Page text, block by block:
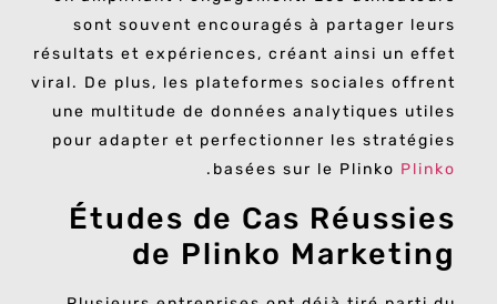
sont souvent encouragés à partager leurs
résultats et expériences, créant ainsi un effet
viral. De plus, les plateformes sociales offrent
une multitude de données analytiques utiles
pour adapter et perfectionner les stratégies
basées sur le Plinko Plinko
.
Études de Cas Réussies
de Plinko Marketing